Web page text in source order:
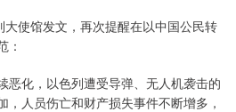
使馆发文，再次提醒在以中国公民转
：
化，以色列遭受导弹、无人机袭击的
人员伤亡和财产损失事件不断增多，